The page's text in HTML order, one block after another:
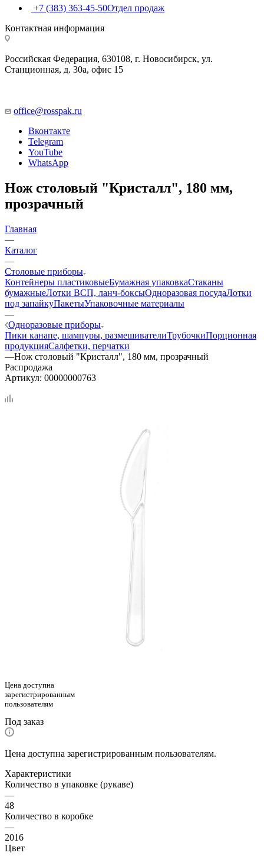
+7 (383) 363-45-50Отдел продаж
Контактная информация
Российская Федерация, 630108, г. Новосибирск, ул.
Станционная, д. 30а, офис 15
office@rosspak.ru
Вконтакте
Telegram
YouTube
WhatsApp
Нож столовый "Кристалл", 180 мм,
прозрачный
Главная
—
Каталог
—
Столовые приборы
Контейнеры пластиковыеБумажная упаковкаСтаканы
бумажныеЛотки ВСП, ланч-боксыОдноразовая посудаЛотки
под запайкуПакетыУпаковочные материалы
—
Одноразовые приборы
Пики канапе, шампуры, размешивателиТрубочкиПорционная
продукцияСалфетки, перчатки
—Нож столовый "Кристалл", 180 мм, прозрачный
Распродажа
Артикул: 00000000763
Цена доступна
зарегистрированным
пользователям
Под заказ
Цена доступна зарегистрированным пользователям.
Характеристики
Количество в упаковке (рукаве)
—
48
Количество в коробке
—
2016
Цвет